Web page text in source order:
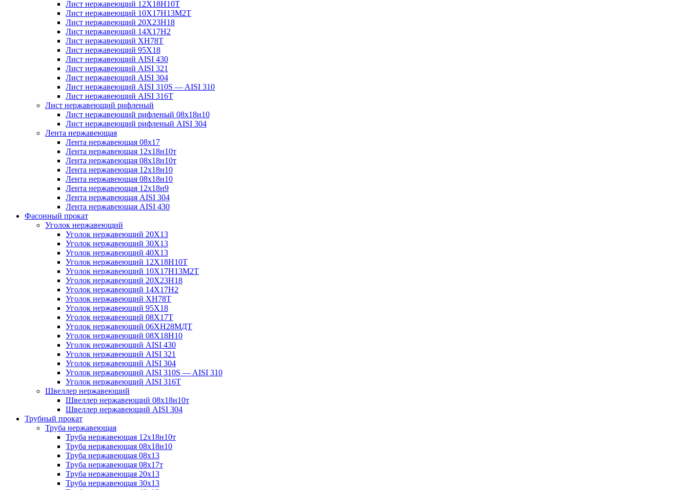
Лист нержавеющий 12Х18Н10Т
Лист нержавеющий 10Х17Н13М2T
Лист нержавеющий 20Х23Н18
Лист нержавеющий 14Х17Н2
Лист нержавеющий ХН78Т
Лист нержавеющий 95Х18
Лист нержавеющий AISI 430
Лист нержавеющий AISI 321
Лист нержавеющий AISI 304
Лист нержавеющий AISI 310S — AISI 310
Лист нержавеющий AISI 316T
Лист нержавеющий рифленый
Лист нержавеющий рифленый 08х18н10
Лист нержавеющий рифленый AISI 304
Лента нержавеющая
Лента нержавеющая 08х17
Лента нержавеющая 12х18н10т
Лента нержавеющая 08х18н10т
Лента нержавеющая 12х18н10
Лента нержавеющая 08х18н10
Лента нержавеющая 12х18н9
Лента нержавеющая AISI 304
Лента нержавеющая AISI 430
Фасонный прокат
Уголок нержавеющий
Уголок нержавеющий 20Х13
Уголок нержавеющий 30Х13
Уголок нержавеющий 40Х13
Уголок нержавеющий 12Х18Н10Т
Уголок нержавеющий 10Х17Н13М2T
Уголок нержавеющий 20Х23Н18
Уголок нержавеющий 14Х17Н2
Уголок нержавеющий ХН78Т
Уголок нержавеющий 95Х18
Уголок нержавеющий 08Х17Т
Уголок нержавеющий 06ХН28МДТ
Уголок нержавеющий 08Х18Н10
Уголок нержавеющий AISI 430
Уголок нержавеющий AISI 321
Уголок нержавеющий AISI 304
Уголок нержавеющий AISI 310S — AISI 310
Уголок нержавеющий AISI 316T
Швеллер нержавеющий
Швеллер нержавеющий 08х18н10т
Швеллер нержавеющий AISI 304
Трубный прокат
Труба нержавеющая
Труба нержавеющая 12х18н10т
Труба нержавеющая 08х18н10
Труба нержавеющая 08х13
Труба нержавеющая 08х17т
Труба нержавеющая 20х13
Труба нержавеющая 30х13